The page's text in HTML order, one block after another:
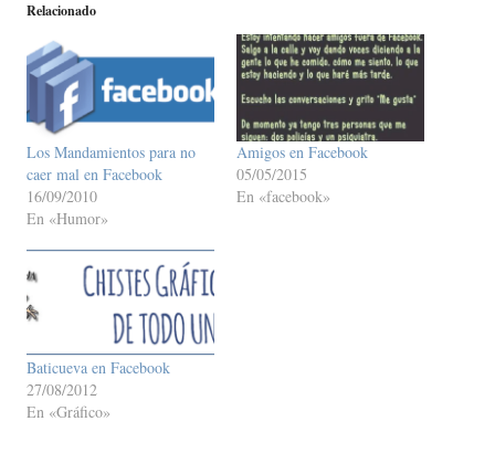
Relacionado
Los Mandamientos para no
caer mal en Facebook
16/09/2010
En «Humor»
Amigos en Facebook
05/05/2015
En «facebook»
Baticueva en Facebook
27/08/2012
En «Gráfico»